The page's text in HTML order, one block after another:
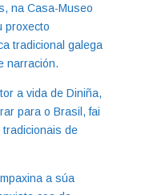
na Casa-Museo
proxecto
tradicional galega
narración.
a vida de Diniña,
para o Brasil, fai
de
a súa